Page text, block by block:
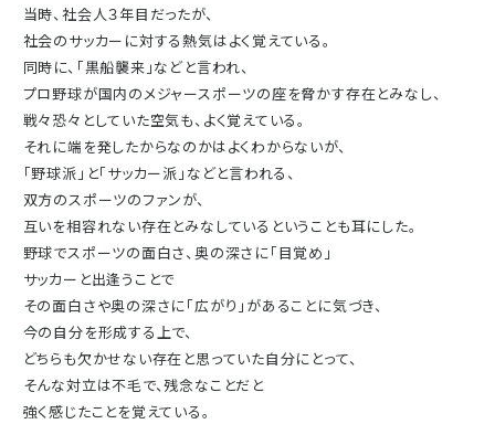
当時、社会人３年目だったが、
社会のサッカーに対する熱気はよく覚えている。
同時に、「黒船襲来」などと言われ、
プロ野球が国内のメジャースポーツの座を脅かす存在とみなし、
戦々恐々としていた空気も、よく覚えている。
それに端を発したからなのかはよくわからないが、
「野球派」と「サッカー派」などと言われる、
双方のスポーツのファンが、
互いを相容れない存在とみなしているということも耳にした。
野球でスポーツの面白さ、奥の深さに「目覚め」
サッカーと出逢うことで
その面白さや奥の深さに「広がり」があることに気づき、
今の自分を形成する上で、
どちらも欠かせない存在と思っていた自分にとって、
そんな対立は不毛で、残念なことだと
強く感じたことを覚えている。